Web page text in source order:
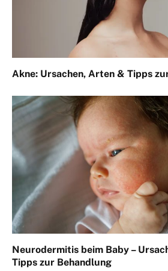
Akne: Ursachen, Arten & Tipps
Neurodermitis beim Baby –
Tipps zur Behandlung